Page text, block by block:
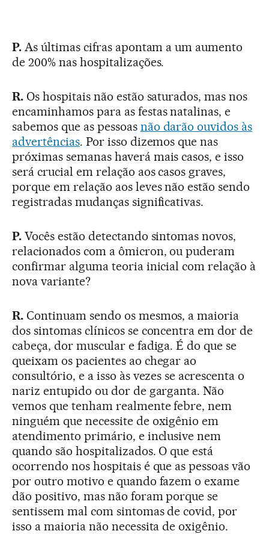
P. As últimas cifras apontam a um aumento
de 200% nas hospitalizações.
R.Os hospitais não estão saturados, mas nos
encaminhamos para as festas natalinas, e
sabemos que as pessoas não darão ouvidos às
advertências. Por isso dizemos que nas
próximas semanas haverá mais casos, e isso
será crucial em relação aos casos graves,
porque em relação aos leves não estão sendo
registradas mudanças significativas.
P. Vocês estão detectando sintomas novos,
relacionados com a ômicron, ou puderam
confirmar alguma teoria inicial com relação à
nova variante?
R. Continuam sendo os mesmos, a maioria
dos sintomas clínicos se concentra em dor de
cabeça, dor muscular e fadiga. É do que se
queixam os pacientes ao chegar ao
consultório, e a isso às vezes se acrescenta o
nariz entupido ou dor de garganta. Não
vemos que tenham realmente febre, nem
ninguém que necessite de oxigênio em
atendimento primário, e inclusive nem
quando são hospitalizados. O que está
ocorrendo nos hospitais é que as pessoas vão
por outro motivo e quando fazem o exame
dão positivo, mas não foram porque se
sentissem mal com sintomas de covid, por
isso a maioria não necessita de oxigênio.